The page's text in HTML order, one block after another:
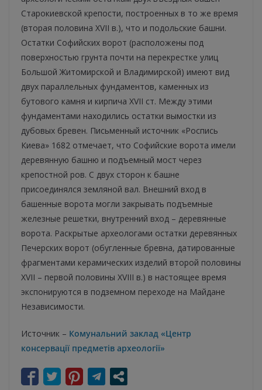
Старокиевской крепости, построенных в то же время
(вторая половина XVII в.), что и подольские башни.
Остатки Софийских ворот (расположены под
поверхностью грунта почти на перекрестке улиц
Большой Житомирской и Владимирской) имеют вид
двух параллельных фундаментов, каменных из
бутового камня и кирпича XVII ст. Между этими
фундаментами находились остатки вымостки из
дубовых бревен. Письменный источник «Роспись
Киева» 1682 отмечает, что Софийские ворота имели
деревянную башню и подъемный мост через
крепостной ров. С двух сторон к башне
присоединялся земляной вал. Внешний вход в
башенные ворота могли закрывать подъемные
железные решетки, внутренний вход – деревянные
ворота. Раскрытые археологами остатки деревянных
Печерских ворот (обугленные бревна, датированные
фрагментами керамических изделий второй половины
XVII – первой половины XVIII в.) в настоящее время
экспонируются в подземном переходе на Майдане
Независимости.
Источник – Комунальний заклад «Центр
консервації предметів археології»